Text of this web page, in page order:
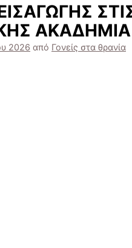
2026 από Γονείς στα θρανία